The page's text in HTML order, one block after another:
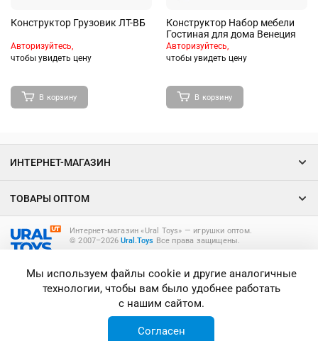
Конструктор Грузовик ЛТ-ВБ
Авторизуйтесь,
чтобы увидеть цену
В корзину
Конструктор Набор мебели
Гостиная для дома Венеция
Авторизуйтесь,
чтобы увидеть цену
В корзину
Интернет-магазин «Ural Toys» ― игрушки оптом.
© 2007–2026Ural.Toys Все права защищены.
ИНТЕРНЕТ-МАГАЗИН
ТОВАРЫ ОПТОМ
Мы используем файлы cookie и другие аналогичные
технологии, чтобы вам было удобнее работать
с нашим сайтом.
Согласен